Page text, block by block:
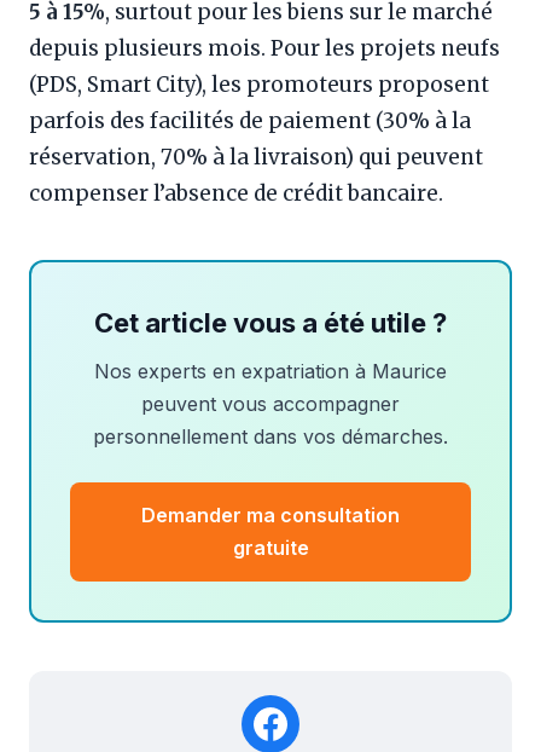
5 à 15%, surtout pour les biens sur le marché
depuis plusieurs mois. Pour les projets neufs
(PDS, Smart City), les promoteurs proposent
parfois des facilités de paiement (30% à la
réservation, 70% à la livraison) qui peuvent
compenser l’absence de crédit bancaire.
Cet article vous a été utile ?
Nos experts en expatriation à Maurice
peuvent vous accompagner
personnellement dans vos démarches.
Demander ma consultation
gratuite